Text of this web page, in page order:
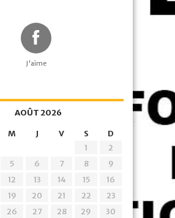
J'aime
AOÛT 2026
M J V S
D
1
2
5 6 7 8
9
12 13 14 15
16
19 20 21 22
23
26 27 28 29
30